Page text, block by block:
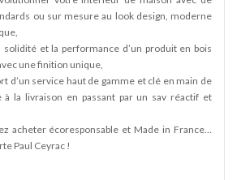
ou sur mesure au look design, moderne
et la performance d’un produit en bois
une finition unique,
d’un service haut de gamme et clé en main de
à la livraison en passant par un sav réactif et
acheter écoresponsable et Made in France…
Paul Ceyrac !